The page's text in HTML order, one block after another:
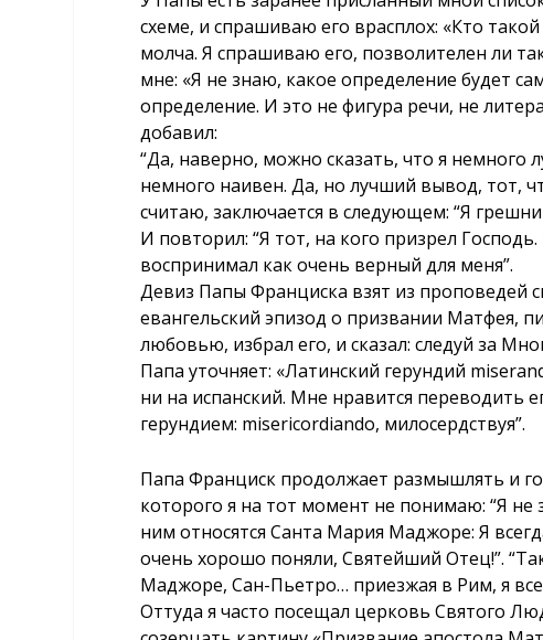
схеме, и спрашиваю его врасплох: «Кто
молча. Я спрашиваю его, позволителен ли
мне: «Я не знаю, какое определение будет
определение. И это не фигура речи, не
добавил:
“Да, наверно, можно сказать, что я немного
немного наивен. Да, но лучший вывод, тот,
считаю, заключается в следующем: “Я
И повторил: “Я тот, на кого призрел
воспринимал как очень верный для меня”.
Девиз Папы Франциска взят из проповедей
евангельский эпизод о призвании Матфея,
любовью, избрал его, и сказал: следуй за
Папа уточняет: «Латинский герундий
ни на испанский. Мне нравится переводить
герундием: misericordiando, милосердствуя”.
Папа Франциск продолжает размышлять и
которого я на тот момент не понимаю: “Я
ним относятся Санта Мария Маджоре: Я
очень хорошо поняли, Святейший Отец!”.
Маджоре, Сан-Пьетро… приезжая в Рим, я
Оттуда я часто посещал церковь Святого